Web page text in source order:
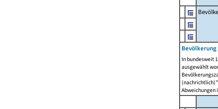
In bundesweit
ausgewählt
Abweichungen